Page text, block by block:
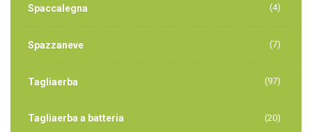
Spaccalegna (4)
Spazzaneve (7)
Tagliaerba (97)
Tagliaerba a batteria (20)